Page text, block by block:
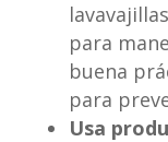
para
buena
para
Usa